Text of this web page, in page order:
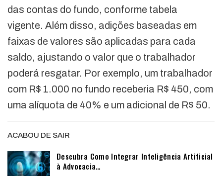
das contas do fundo, conforme tabela
vigente. Além disso, adições baseadas em
faixas de valores são aplicadas para cada
saldo, ajustando o valor que o trabalhador
poderá resgatar. Por exemplo, um trabalhador
com R$ 1.000 no fundo receberia R$ 450, com
uma alíquota de 40% e um adicional de R$ 50.
ACABOU DE SAIR
Descubra Como Integrar Inteligência Artificial
à Advocacia…